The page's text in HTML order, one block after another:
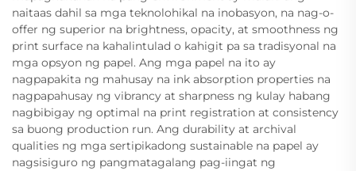
naitaas dahil sa mga teknolohikal na inobasyon, na nag-o-
offer ng superior na brightness, opacity, at smoothness ng
print surface na kahalintulad o kahigit pa sa tradisyonal na
mga opsyon ng papel. Ang mga papel na ito ay
nagpapakita ng mahusay na ink absorption properties na
nagpapahusay ng vibrancy at sharpness ng kulay habang
nagbibigay ng optimal na print registration at consistency
sa buong production run. Ang durability at archival
qualities ng mga sertipikadong sustainable na papel ay
nagsisiguro ng pangmatagalang pag-iingat ng